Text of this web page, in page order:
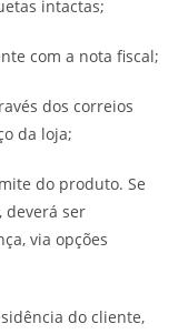
intactas;
com a nota fiscal;
dos correios
da loja;
do produto. Se
deverá ser
via opções
do cliente,